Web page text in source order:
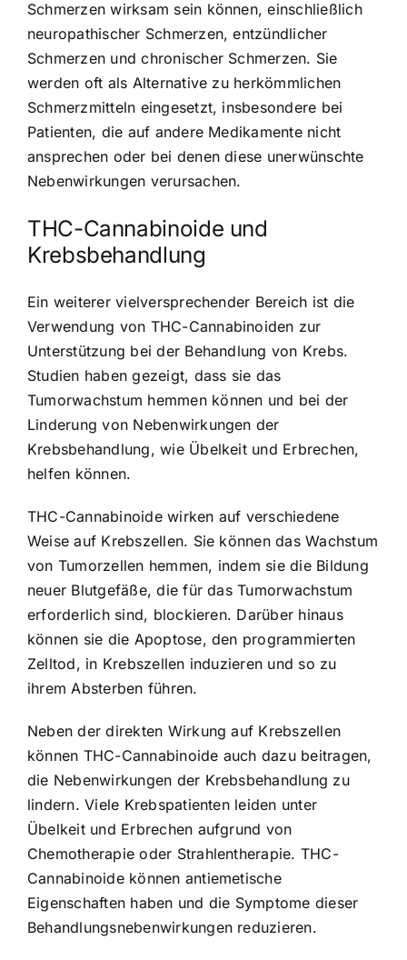
Schmerzen wirksam sein können, einschließlich
neuropathischer Schmerzen, entzündlicher
Schmerzen und chronischer Schmerzen. Sie
werden oft als Alternative zu herkömmlichen
Schmerzmitteln eingesetzt, insbesondere bei
Patienten, die auf andere Medikamente nicht
ansprechen oder bei denen diese unerwünschte
Nebenwirkungen verursachen.
THC-Cannabinoide und
Krebsbehandlung
Ein weiterer vielversprechender Bereich ist die
Verwendung von THC-Cannabinoiden zur
Unterstützung bei der Behandlung von Krebs.
Studien haben gezeigt, dass sie das
Tumorwachstum hemmen können und bei der
Linderung von Nebenwirkungen der
Krebsbehandlung, wie Übelkeit und Erbrechen,
helfen können.
THC-Cannabinoide wirken auf verschiedene
Weise auf Krebszellen. Sie können das Wachstum
von Tumorzellen hemmen, indem sie die Bildung
neuer Blutgefäße, die für das Tumorwachstum
erforderlich sind, blockieren. Darüber hinaus
können sie die Apoptose, den programmierten
Zelltod, in Krebszellen induzieren und so zu
ihrem Absterben führen.
Neben der direkten Wirkung auf Krebszellen
können THC-Cannabinoide auch dazu beitragen,
die Nebenwirkungen der Krebsbehandlung zu
lindern. Viele Krebspatienten leiden unter
Übelkeit und Erbrechen aufgrund von
Chemotherapie oder Strahlentherapie. THC-
Cannabinoide können antiemetische
Eigenschaften haben und die Symptome dieser
Behandlungsnebenwirkungen reduzieren.